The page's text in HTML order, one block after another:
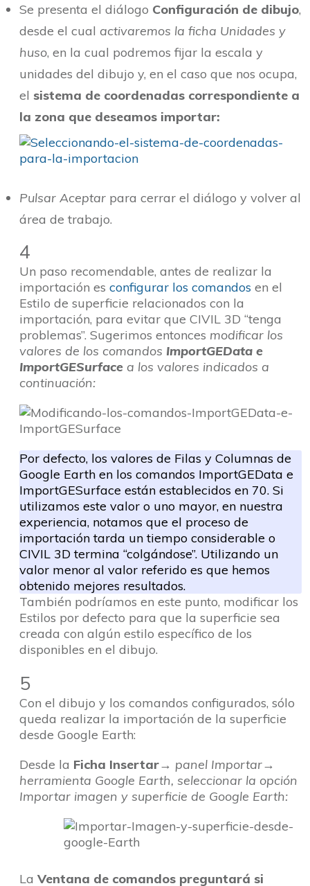
Se presenta el diálogo Configuración de dibujo,
desde el cual activaremos la ficha Unidades y
huso, en la cual podremos fijar la escala y
unidades del dibujo y, en el caso que nos ocupa,
el sistema de coordenadas correspondiente a
la zona que deseamos importar:
Pulsar Aceptar para cerrar el diálogo y volver al
área de trabajo.
4
Un paso recomendable, antes de realizar la
importación es configurar los comandos en el
Estilo de superficie relacionados con la
importación, para evitar que CIVIL 3D “tenga
problemas”. Sugerimos entonces modificar los
valores de los comandos ImportGEData e
ImportGESurface a los valores indicados a
continuación:
Por defecto, los valores de Filas y Columnas de
Google Earth en los comandos ImportGEData e
ImportGESurface están establecidos en 70. Si
utilizamos este valor o uno mayor, en nuestra
experiencia, notamos que el proceso de
importación tarda un tiempo considerable o
CIVIL 3D termina “colgándose”. Utilizando un
valor menor al valor referido es que hemos
obtenido mejores resultados.
También podríamos en este punto, modificar los
Estilos por defecto para que la superficie sea
creada con algún estilo específico de los
disponibles en el dibujo.
5
Con el dibujo y los comandos configurados, sólo
queda realizar la importación de la superficie
desde Google Earth:
Desde la Ficha Insertar→ panel Importar→
herramienta Google Earth, seleccionar la opción
Importar imagen y superficie de Google Earth:
La Ventana de comandos preguntará si